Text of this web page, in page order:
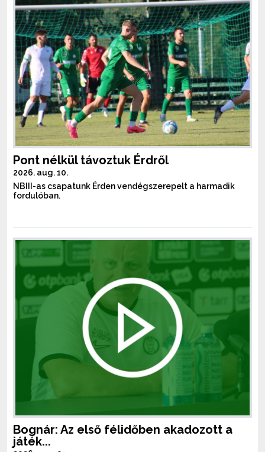
Pont nélkül távoztuk Érdről
2026. aug. 10.
NBIII-as csapatunk Érden vendégszerepelt a harmadik
fordulóban.
Bognár: Az első félidőben akadozott a
játék...